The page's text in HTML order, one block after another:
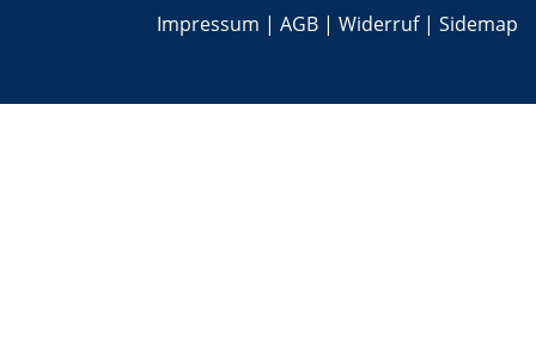
Impressum | AGB | Widerruf| Sidemap